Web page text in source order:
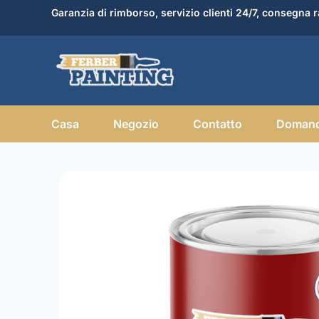
Garanzia di rimborso, servizio clienti 24/7, consegna
Casa Negozio Contatto